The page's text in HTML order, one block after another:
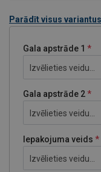
Parādīt visus variantus
Gala apstrāde 1
Izvēlieties veidu...
Gala apstrāde 2
Izvēlieties veidu...
Iepakojuma veids
Izvēlieties veidu...